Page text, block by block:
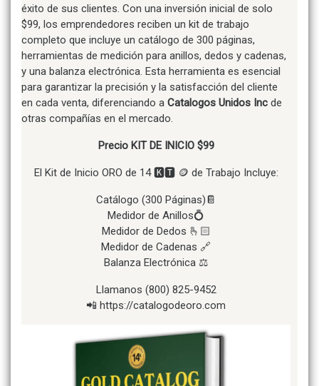
éxito de sus clientes. Con una inversión inicial de solo
$99, los emprendedores reciben un kit de trabajo
completo que incluye un catálogo de 300 páginas,
herramientas de medición para anillos, dedos y cadenas,
y una balanza electrónica. Esta herramienta es esencial
para garantizar la precisión y la satisfacción del cliente
en cada venta, diferenciando a Catalogos Unidos Inc de
otras compañías en el mercado.
Precio KIT DE INICIO $99
El Kit de Inicio ORO de 14 🅺🆃 🪙 de Trabajo Incluye:
Catálogo (300 Páginas)📔
Medidor de Anillos💍
Medidor de Dedos 🫰🏻
Medidor de Cadenas 🔗
Balanza Electrónica ⚖️
Llamanos (800) 825-9452
📲 https://catalogodeoro.com